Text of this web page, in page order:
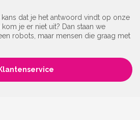
kans dat je het antwoord vindt op onze
je er niet uit? Dan staan we
robots, maar mensen die graag met
Klantenservice